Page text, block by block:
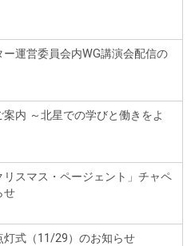
運営委員会内WG講演会配信の
内 ～北星での学びと働きをよ
リスマス・ページェント」チャペ
せ
灯式（11/29）のお知らせ